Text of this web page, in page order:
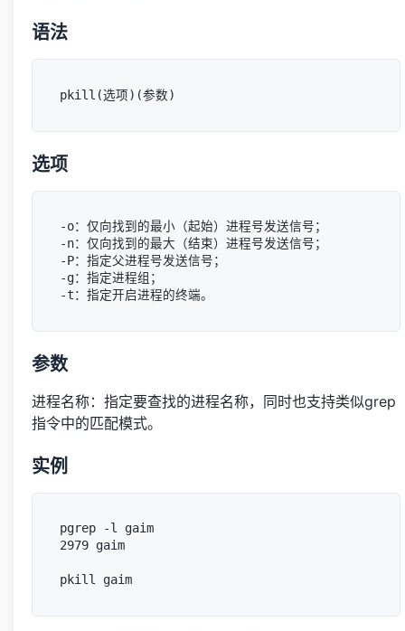
语法
选项
-o：仅向找到的最小（起始）进程号发送信号；
-n：仅向找到的最大（结束）进程号发送信号；
-P：指定父进程号发送信号；
-g：指定进程组；
参数
进程名称：指定要查找的进程名称，同时也支持类似grep
指令中的匹配模式。
实例
pgrep -l gaim
2979 gaim
pkill gaim